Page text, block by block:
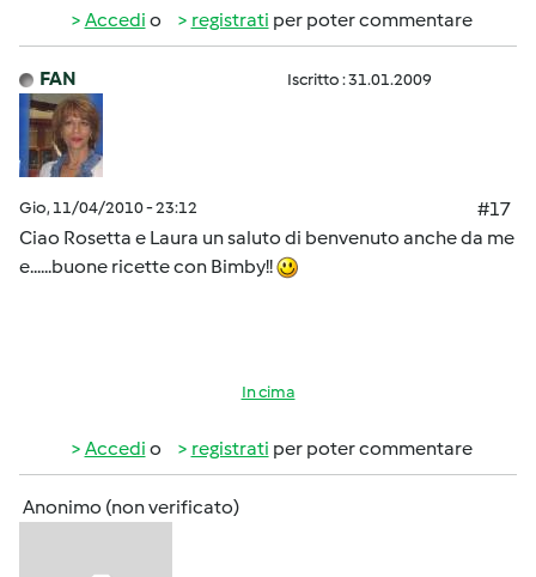
Accedi o registrati per poter commentare
FAN Iscritto : 31.01.2009
Gio, 11/04/2010 - 23:12
#17
Ciao Rosetta e Laura un saluto di benvenuto anche da me
e......buone ricette con Bimby!!
In cima
Accedi o registrati per poter commentare
Anonimo (non verificato)